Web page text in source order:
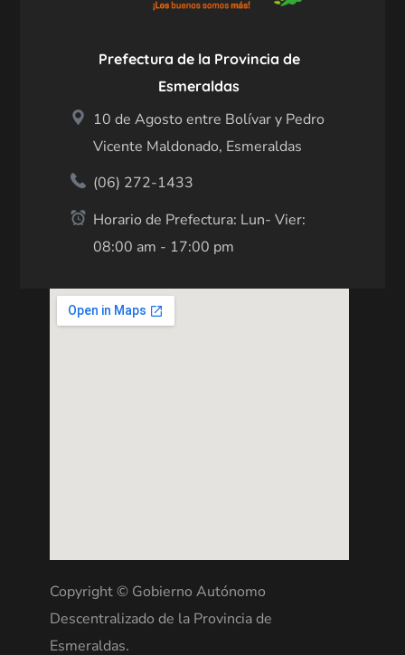
Prefectura de la Provincia de
Esmeraldas
10 de Agosto entre Bolívar y Pedro
Vicente Maldonado, Esmeraldas
(06) 272-1433
Horario de Prefectura: Lun- Vier:
08:00 am - 17:00 pm
Copyright © Gobierno Autónomo
Descentralizado de la Provincia de
Esmeraldas.